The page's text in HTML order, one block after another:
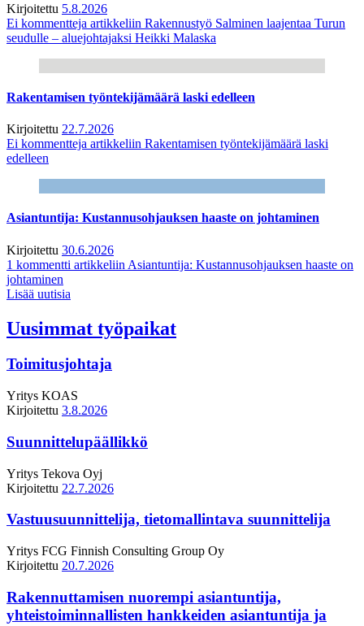
Kirjoitettu 5.8.2026
Ei kommentteja artikkeliin Rakennustyö Salminen laajentaa Turun
seudulle – aluejohtajaksi Heikki Malaska
Rakentamisen työntekijämäärä laski edelleen
Kirjoitettu 22.7.2026
Ei kommentteja artikkeliin Rakentamisen työntekijämäärä laski
edelleen
Asiantuntija: Kustannusohjauksen haaste on johtaminen
Kirjoitettu 30.6.2026
1 kommentti artikkeliin Asiantuntija: Kustannusohjauksen haaste on
johtaminen
Lisää uutisia
Uusimmat työpaikat
Toimitusjohtaja
Yritys KOAS
Kirjoitettu 3.8.2026
Suunnittelupäällikkö
Yritys Tekova Oyj
Kirjoitettu 22.7.2026
Vastuusuunnittelija, tietomallintava suunnittelija
Yritys FCG Finnish Consulting Group Oy
Kirjoitettu 20.7.2026
Rakennuttamisen nuorempi asiantuntija,
yhteistoiminnallisten hankkeiden asiantuntija ja